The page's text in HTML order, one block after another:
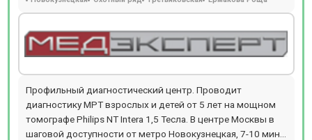
Профильный диагностический центр. Проводит
диагностику МРТ взрослых и детей от 5 лет на мощном
томографе Philips NT Intera 1,5 Тесла. В центре Москвы в
шаговой доступности от метро Новокузнецкая, 7-10 мин.